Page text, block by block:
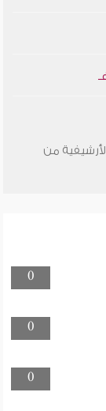
من
0
0
0